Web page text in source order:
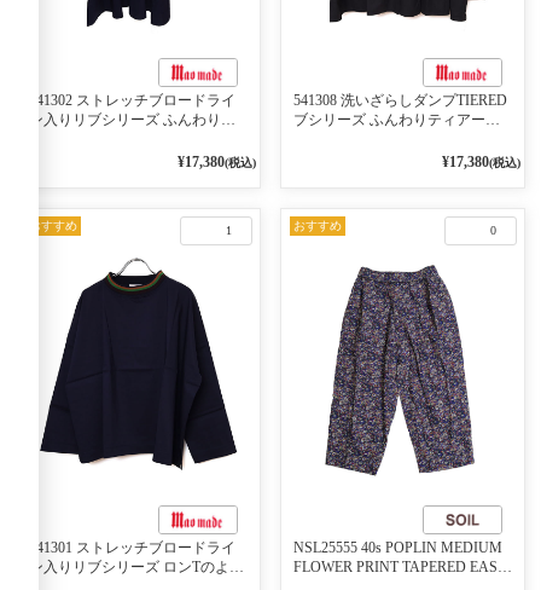
541302 ストレッチブロードライ
ン入りリブシリーズ ふんわりス
¥17,380(税込)
541308 洗いざらしダンプTIERED
ブシリーズ ふんわりティアード
¥17,380(税込)
1
おすすめ
541301 ストレッチブロードライ
ン入りリブシリーズ ロンTのよう
0
おすすめ
NSL25555 40s POPLIN MEDIUM
FLOWER PRINT TAPERED EASY